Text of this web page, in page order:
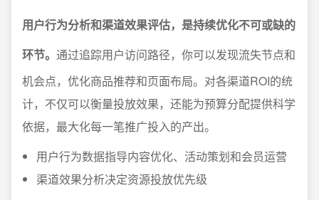
用户行为分析和渠道效果评估，是持续优化不可或缺的
环节。 通过追踪用户访问路径，你可以发现流失节点和
机会点，优化商品推荐和页面布局。对各渠道ROI的统
计，不仅可以衡量投放效果，还能为预算分配提供科学
依据，最大化每一笔推广投入的产出。
用户行为数据指导内容优化、活动策划和会员运营
渠道效果分析决定资源投放优先级